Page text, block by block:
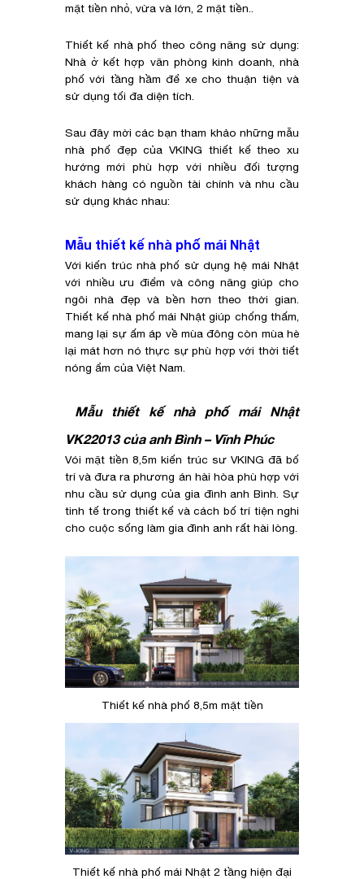
mặt tiền nhỏ, vừa và lớn, 2 mặt tiền..
Thiết kế nhà phố theo công năng sử dụng:
Nhà ở kết hợp văn phòng kinh doanh, nhà
phố với tầng hầm để xe cho thuận tiện và
sử dụng tối đa diện tích.
Sau đây mời các bạn tham khảo những mẫu
nhà phố đẹp của VKING thiết kế theo xu
hướng mới phù hợp với nhiều đối tượng
khách hàng có nguồn tài chính và nhu cầu
sử dụng khác nhau:
Mẫu thiết kế nhà phố mái Nhật
Với kiến trúc nhà phố sử dụng hệ mái Nhật
với nhiều ưu điểm và công năng giúp cho
ngôi nhà đẹp và bền hơn theo thời gian.
Thiết kế nhà phố mái Nhật giúp chống thấm,
mang lại sự ấm áp về mùa đông còn mùa hè
lại mát hơn nó thực sự phù hợp với thời tiết
nóng ẩm của Việt Nam.
Mẫu thiết kế nhà phố mái Nhật
VK22013 của anh Bình – Vĩnh Phúc
Vói mặt tiền 8,5m kiến trúc sư VKING đã bố
trí và đưa ra phương án hài hòa phù hợp với
nhu cầu sử dụng của gia đình anh Bình. Sự
tinh tế trong thiết kế và cách bố trí tiện nghi
cho cuộc sống làm gia đình anh rất hài lòng.
Thiết kế nhà phố 8,5m mặt tiền
Thiết kế nhà phố mái Nhật 2 tầng hiện đại